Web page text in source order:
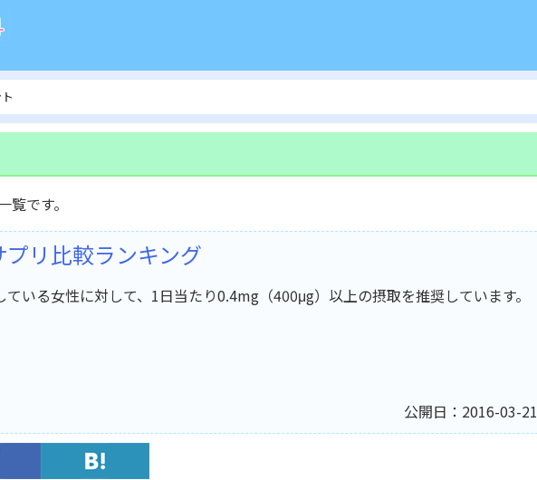
覧です。
リ比較ランキング
いる女性に対して、1日当たり0.4mg（400μg）以上の摂取を推奨しています。
公開日：2016-03-21